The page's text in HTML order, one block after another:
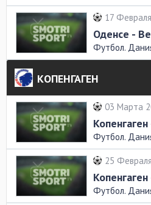
17
Оденсе -
Футбол.
КОПЕНГАГЕН
03 Марта
Футбол.
25
Футбол.